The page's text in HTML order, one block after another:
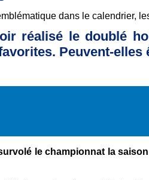
dans le calendrier,
réalisé le doublé
Peuvent-
le championnat la